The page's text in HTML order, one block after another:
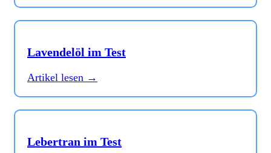
Lavendelöl im Test
Artikel lesen →
Lebertran im Test